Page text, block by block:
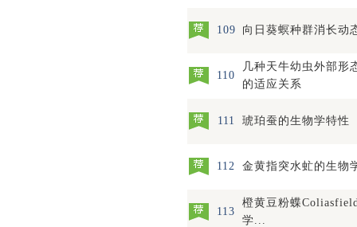
109 向日葵螟种群消长动
110
几种天牛幼虫外部形
的适应关系
111 琥珀蚕的生物学特性
112 金黄指突水虻的生物
113
橙黄豆粉蝶
学...